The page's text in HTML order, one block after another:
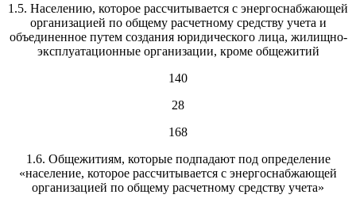
1.5. Населению, которое рассчитывается с энергоснабжающей
организацией по общему расчетному средству учета и
объединенное путем создания юридического лица, жилищно-
эксплуатационные организации, кроме общежитий
140
28
168
1.6. Общежитиям, которые подпадают под определение
«население, которое рассчитывается с энергоснабжающей
организацией по общему расчетному средству учета»